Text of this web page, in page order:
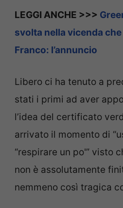
LEGGI ANCHE >>>
svolta nella vicenda
Franco: l’annuncio
Libero ci ha tenuto a
stati i primi ad aver
l’idea del certificato
arrivato il momento di
“respirare un po'” visto
non è assolutamente
nemmeno così tragica